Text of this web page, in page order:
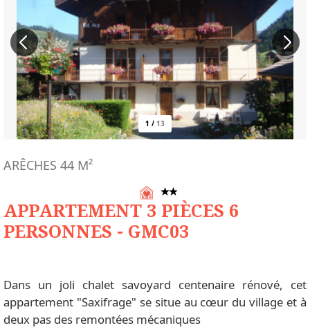
1 / 13
APPARTEMENT 3 PIÈCES 6
PERSONNES - GMC03
ARÊCHES 44 M²
Dans un joli chalet savoyard centenaire rénové, cet
appartement "Saxifrage" se situe au cœur du village et à
deux pas des remontées mécaniques